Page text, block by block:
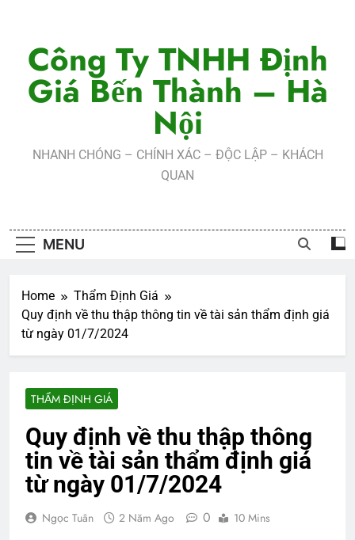
contentCông Ty TNHH Định
Giá Bến Thành – Hà
Nội
NHANH CHÓNG – CHÍNH XÁC – ĐỘC LẬP – KHÁCH
QUAN
MENU
Home
Thẩm Định Giá
Quy định về thu thập thông tin về tài sản thẩm định giá
từ ngày 01/7/2024
THẨM ĐỊNH GIÁ
Quy định về thu thập thông
tin về tài sản thẩm định giá
từ ngày 01/7/2024
Ngọc Tuân 2 Năm Ago 0 10 Mins